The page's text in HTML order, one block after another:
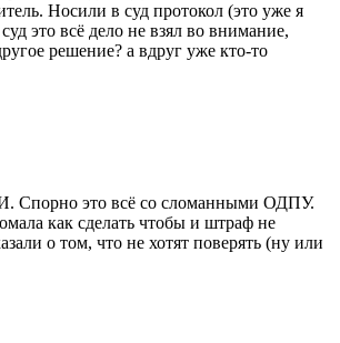
Носили в суд протокол (это уже я
это всё дело не взял во внимание,
решение? а вдруг уже кто-то
Спорно это всё со сломанными ОДПУ.
как сделать чтобы и штраф не
о том, что не хотят поверять (ну или